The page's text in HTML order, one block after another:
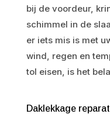
bij de voordeur,
schimmel in de
er iets mis is met
wind, regen en
tol eisen, is het
Daklekkage